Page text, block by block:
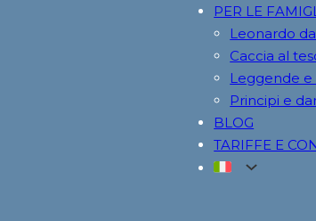
PER LE
Leonardo
Caccia al
Leggende
Principi e
BLOG
TARIFFE E